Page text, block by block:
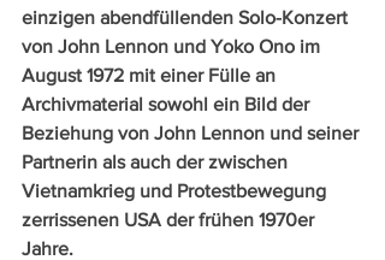
einzigen abendfüllenden Solo-Konzert
von John Lennon und Yoko Ono im
August 1972 mit einer Fülle an
Archivmaterial sowohl ein Bild der
Beziehung von John Lennon und seiner
Partnerin als auch der zwischen
Vietnamkrieg und Protestbewegung
zerrissenen USA der frühen 1970er
Jahre.